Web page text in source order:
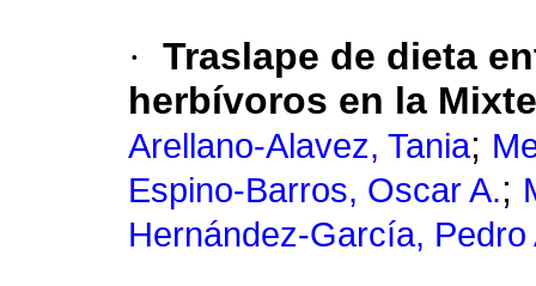
· Traslape de dieta
herbívoros en la
Arellano-Alavez, Tania;
Espino-Barros, Oscar A.;
Hernández-García, Pedro